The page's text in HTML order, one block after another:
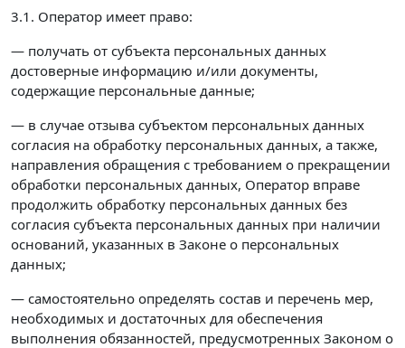
3.1. Оператор имеет право:
— получать от субъекта персональных данных
достоверные информацию и/или документы,
содержащие персональные данные;
— в случае отзыва субъектом персональных данных
согласия на обработку персональных данных, а также,
направления обращения с требованием о прекращении
обработки персональных данных, Оператор вправе
продолжить обработку персональных данных без
согласия субъекта персональных данных при наличии
оснований, указанных в Законе о персональных
данных;
— самостоятельно определять состав и перечень мер,
необходимых и достаточных для обеспечения
выполнения обязанностей, предусмотренных Законом о